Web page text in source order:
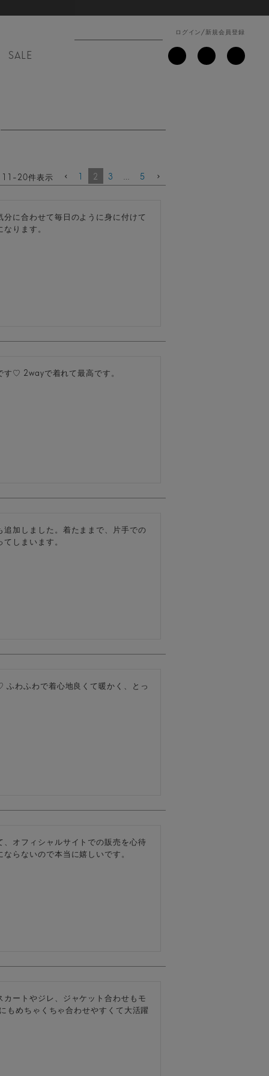
ログイン/新規会員登録
SALE
11 -20件表示 1 2 3 5
に合わせて毎日のように身に付けて
ります。
♡ 2wayで着れて最高です。
加しました。着たままで、片手での
しまいます。
わふわで着心地良くて暖かく、とっ
オフィシャルサイトでの販売を心待
らないので本当に嬉しいです。
ートやジレ、ジャケット合わせもモ
もめちゃくちゃ合わせやすくて大活躍